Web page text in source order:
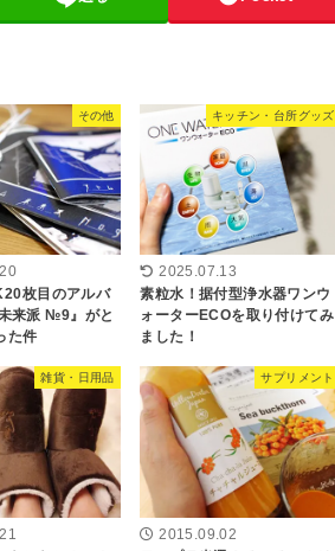
その他
枚目のアルバ
来派 №9』がと
た件
キッチン・台所グッズ
2025.07.13
素粒水！据付型浄水器ワンウ
ォーターECOを取り付けてみ
ました！
雑貨・日用品 サプリメント
2015.09.02